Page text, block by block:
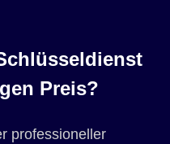
Preis?
professioneller